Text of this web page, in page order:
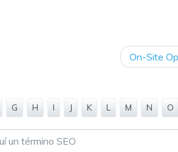
On-Site
G H I J K L M N O